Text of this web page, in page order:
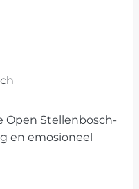
Open Stellenbosch-
en emosioneel